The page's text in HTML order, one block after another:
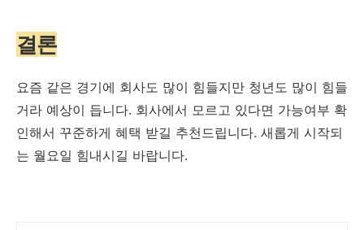
결론
요즘 같은 경기에 회사도 많이 힘들지만 청년도 많이 힘들
거라 예상이 듭니다. 회사에서 모르고 있다면 가능여부 확
인해서 꾸준하게 혜택 받길 추천드립니다. 새롭게 시작되
는 월요일 힘내시길 바랍니다.